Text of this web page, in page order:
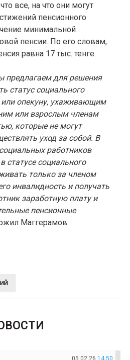
все, на что они могут
пенсионного
минимальной
пенсии. По его словам,
равна 17 тыс. тенге.
предлагаем для решения
статус социального
опекуну, ухаживающим
или взрослым членам
которые не могут
уход за собой. В
работников
статусе социального
только за членом
инвалидность и получать
заработную плату и
пенсионные
Маггерамов.
05.02.26 14:50